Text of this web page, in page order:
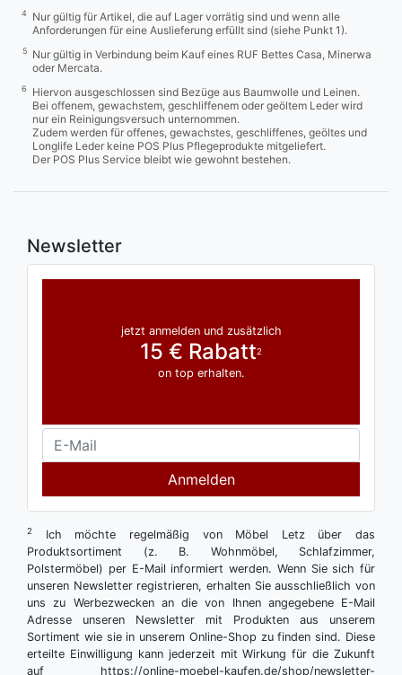
4
Nur gültig für Artikel, die auf Lager vorrätig sind und wenn alle
Anforderungen für eine Auslieferung erfüllt sind (siehe Punkt 1).
5
Nur gültig in Verbindung beim Kauf eines RUF Bettes Casa, Minerwa
oder Mercata.
6
Hiervon ausgeschlossen sind Bezüge aus Baumwolle und Leinen.
Bei offenem, gewachstem, geschliffenem oder geöltem Leder wird
nur ein Reinigungsversuch unternommen.
Zudem werden für offenes, gewachstes, geschliffenes, geöltes und
Longlife Leder keine POS Plus Pflegeprodukte mitgeliefert.
Der POS Plus Service bleibt wie gewohnt bestehen.
Newsletter
jetzt anmelden und zusätzlich
15 € Rabatt2
on top erhalten.
Anmelden
2
Ich möchte regelmäßig von Möbel Letz über das
Produktsortiment (z. B. Wohnmöbel, Schlafzimmer,
Polstermöbel) per E-Mail informiert werden. Wenn Sie sich für
unseren Newsletter registrieren, erhalten Sie ausschließlich von
uns zu Werbezwecken an die von Ihnen angegebene E-Mail
Adresse unseren Newsletter mit Produkten aus unserem
Sortiment wie sie in unserem Online-Shop zu finden sind. Diese
erteilte Einwilligung kann jederzeit mit Wirkung für die Zukunft
auf https://online-moebel-kaufen.de/shop/newsletter-